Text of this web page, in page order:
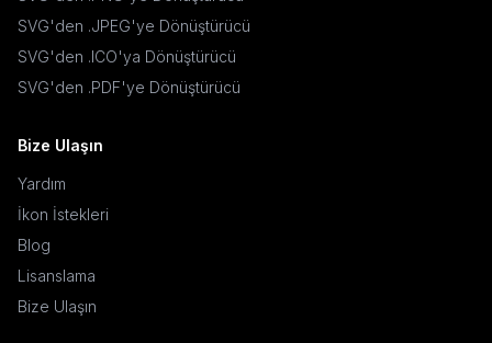
SVG'den .JPEG'ye Dönüştürücü
SVG'den .ICO'ya Dönüştürücü
SVG'den .PDF'ye Dönüştürücü
Bize Ulaşın
Yardım
İkon İstekleri
Blog
Lisanslama
Bize Ulaşın